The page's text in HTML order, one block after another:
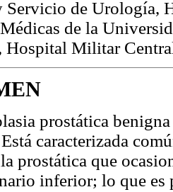
Servicio de Urología,
de la
Militar
prostática
caracterizada
prostática que
inferior; lo que es